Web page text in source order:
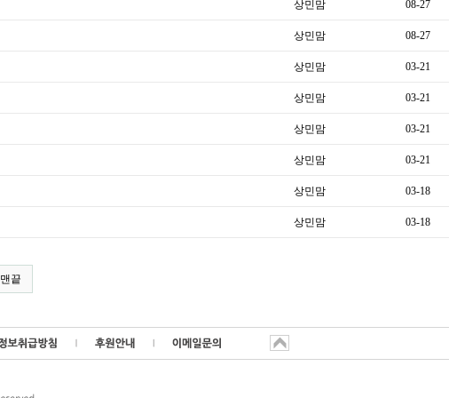
상민맘 08-27
상민맘 08-27
상민맘 03-21
상민맘 03-21
상민맘 03-21
상민맘 03-21
상민맘 03-18
상민맘 03-18
맨끝